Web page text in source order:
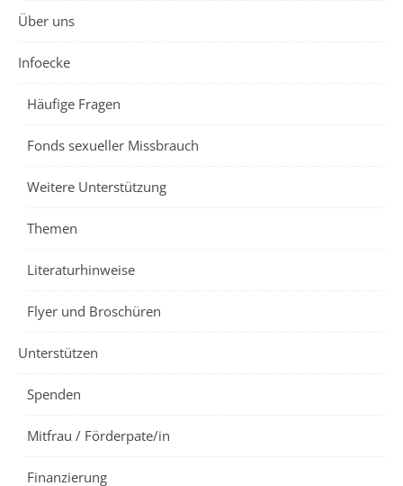
Über uns
Infoecke
Häufige Fragen
Fonds sexueller Missbrauch
Weitere Unterstützung
Themen
Literaturhinweise
Flyer und Broschüren
Unterstützen
Spenden
Mitfrau / Förderpate/in
Finanzierung